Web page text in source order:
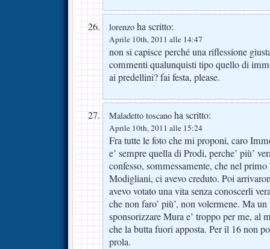
lorenzo ha scritto:
Aprile 10th, 2011 alle 14:47
non si capisce perché una riflessione
commenti qualunquisti tipo quello di
ai predellini? fai festa, please.
Maladetto toscano ha scritto:
Aprile 10th, 2011 alle 15:24
Fra tutte le foto che mi proponi, caro
e’ sempre quella di Prodi, perche’ più’
confesso, sommessamente, che nel
Modigliani, ci avevo creduto. Poi
avevo votato una vita senza conoscerli
che non faro’ più’, non volermene. Ma
sponsorizzare Mura e’ troppo per me, al
che la butta fuori apposta. Per il 16 non
prola.